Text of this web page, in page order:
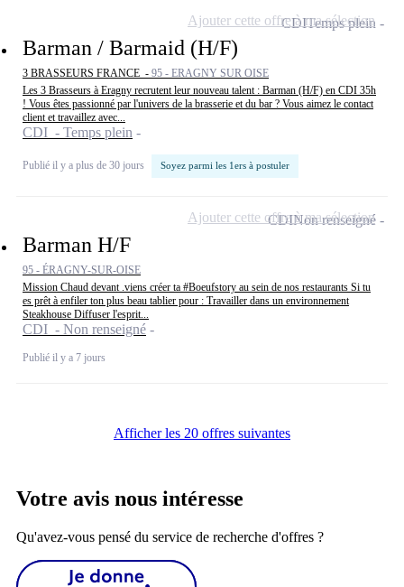
Barman / Barmaid (H/F)
3 BRASSEURS FRANCE - 95 - ERAGNY SUR OISE
Les 3 Brasseurs à Eragny recrutent leur nouveau talent : Barman (H/F) en CDI 35h
! Vous êtes passionné par l'univers de la brasserie et du bar ? Vous aimez le contact
client et travaillez avec...
CDI - Temps plein
Publié il y a plus de 30 jours Soyez parmi les 1ers à postuler
CDITemps plein
Ajouter cette offre à ma sélection
Barman H/F
95 - ÉRAGNY-SUR-OISE
Mission Chaud devant .viens créer ta #Boeufstory au sein de nos restaurants Si tu
es prêt à enfiler ton plus beau tablier pour : Travailler dans un environnement
Steakhouse Diffuser l'esprit...
CDI - Non renseigné
Publié il y a 7 jours
CDINon renseigné
Ajouter cette offre à ma sélection
Afficher les 20 offres suivantes
Votre avis nous intéresse
Qu'avez-vous pensé du service de recherche d'offres ?